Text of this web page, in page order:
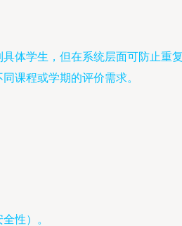
体学生，但在系统层面可防止重复
课程或学期的评价需求。
性）。